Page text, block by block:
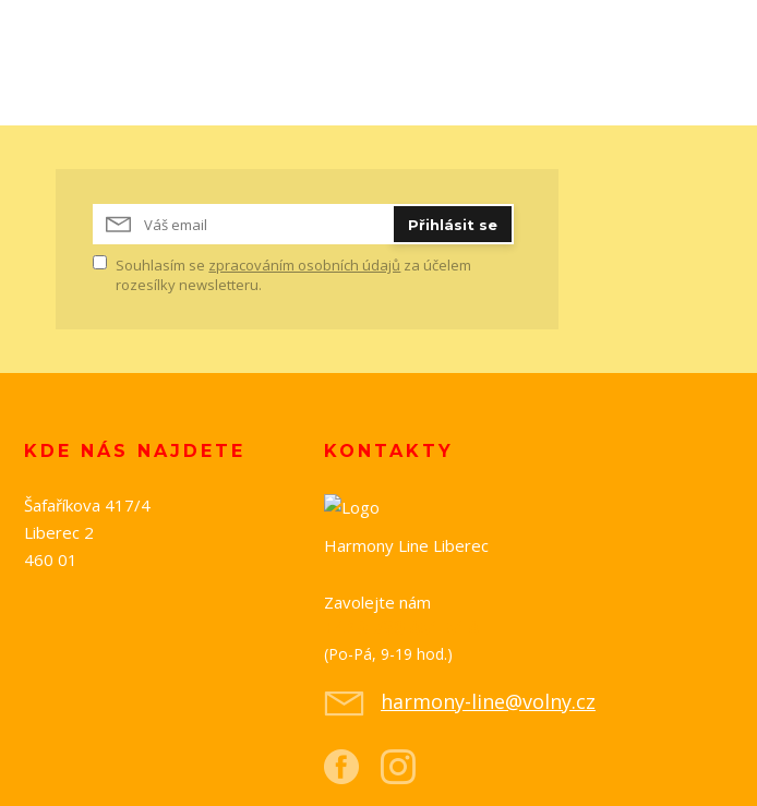
Přihlásit se
Souhlasím se zpracováním osobních údajů za účelem
rozesílky newsletteru.
KDE NÁS NAJDETE
Šafaříkova 417/4
Liberec 2
460 01
KONTAKTY
Harmony Line Liberec
Zavolejte nám
(Po-Pá, 9-19 hod.)
harmony-line@volny.cz